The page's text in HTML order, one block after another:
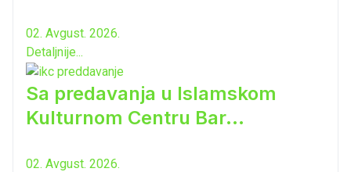
02. Avgust. 2026.
Detaljnije...
Sa predavanja u Islamskom
Kulturnom Centru Bar...
02. Avgust. 2026.